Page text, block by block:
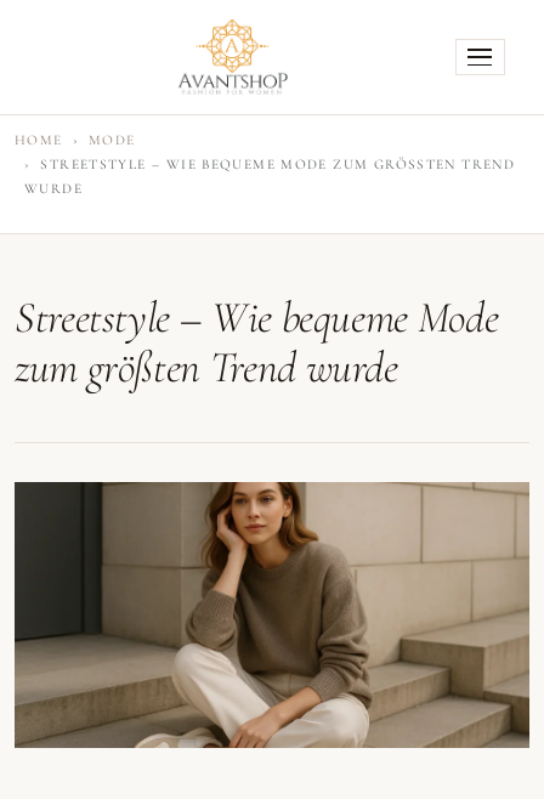
HOME
MODE
STREETSTYLE – WIE BEQUEME MODE ZUM GRÖSSTEN TREND W
URDE
Streetstyle – Wie bequeme Mode
zum größten Trend wurde